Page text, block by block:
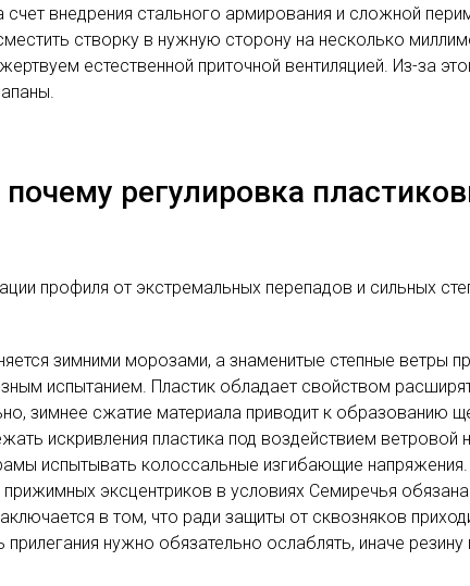
внедрения стального армирования и сложной
створку в нужную сторону на несколько
естественной приточной вентиляцией. Из-за
регулировка
профиля от экстремальных перепадов и сильных
зимними морозами, а знаменитые степные ветры
испытанием. Пластик обладает свойством
зимнее сжатие материала приводит к образованию
искривления пластика под воздействием ветровой
испытывать колоссальные изгибающие
эксцентриков в условиях Семиречья
в том, что ради защиты от сквозняков
нужно обязательно ослаблять, иначе резину